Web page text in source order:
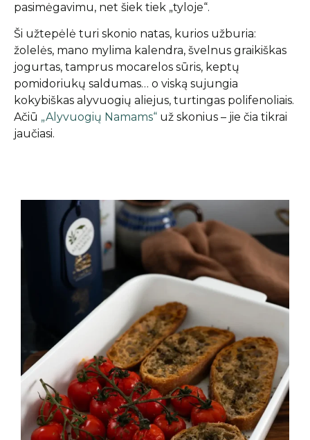
pasimėgavimu, net šiek tiek „tyloje“.
Ši užtepėlė turi skonio natas, kurios užburia:
žolelės, mano mylima kalendra, švelnus graikiškas
jogurtas, tamprus mocarelos sūris, keptų
pomidoriukų saldumas… o viską sujungia
kokybiškas alyvuogių aliejus, turtingas polifenoliais.
Ačiū „Alyvuogių Namams“ už skonius – jie čia tikrai
jaučiasi.